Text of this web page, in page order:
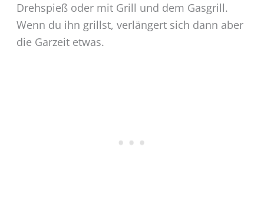
Drehspieß oder mit Grill und dem Gasgrill.
Wenn du ihn grillst, verlängert sich dann aber
die Garzeit etwas.